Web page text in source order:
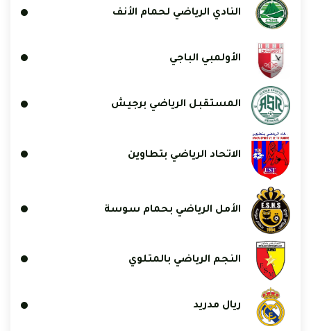
النادي الرياضي لحمام الأنف
الأولمبي الباجي
المستقبل الرياضي برجيش
الاتحاد الرياضي بتطاوين
الأمل الرياضي بحمام سوسة
النجم الرياضي بالمتلوي
ريال مدريد